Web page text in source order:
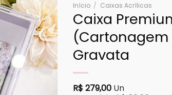
Início / Caixas Acrílicas
Caixa
(Cartonagem
Gravata
R$ 279,00Un